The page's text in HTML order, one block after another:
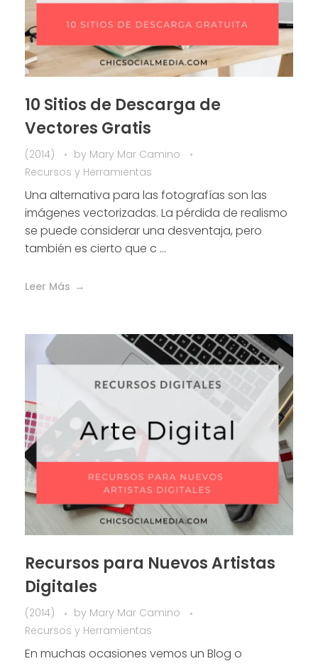
10 Sitios de Descarga de
Vectores Gratis
(2014) by Mary Mar Camino
Recursos y Herramientas
Una alternativa para las fotografías son las
imágenes vectorizadas. La pérdida de realismo
se puede considerar una desventaja, pero
también es cierto que c ...
Leer Más
Recursos para Nuevos Artistas
Digitales
(2014) by Mary Mar Camino
Recursos y Herramientas
En muchas ocasiones vemos un Blog o